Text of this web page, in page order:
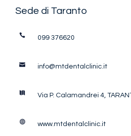
Sede di Taranto
099 376620
info@mtdentalclinic.it
Via P. Calamandrei 4,
www.mtdentalclinic.it